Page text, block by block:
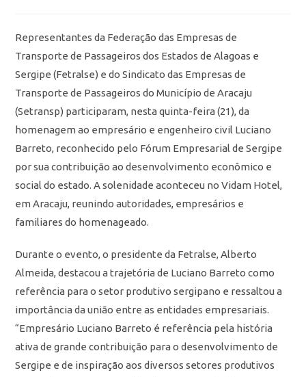
Representantes da Federação das Empresas de
Transporte de Passageiros dos Estados de Alagoas e
Sergipe (Fetralse) e do Sindicato das Empresas de
Transporte de Passageiros do Município de Aracaju
(Setransp) participaram, nesta quinta-feira (21), da
homenagem ao empresário e engenheiro civil Luciano
Barreto, reconhecido pelo Fórum Empresarial de Sergipe
por sua contribuição ao desenvolvimento econômico e
social do estado. A solenidade aconteceu no Vidam Hotel,
em Aracaju, reunindo autoridades, empresários e
familiares do homenageado.
Durante o evento, o presidente da Fetralse, Alberto
Almeida, destacou a trajetória de Luciano Barreto como
referência para o setor produtivo sergipano e ressaltou a
importância da união entre as entidades empresariais.
“Empresário Luciano Barreto é referência pela história
ativa de grande contribuição para o desenvolvimento de
Sergipe e de inspiração aos diversos setores produtivos